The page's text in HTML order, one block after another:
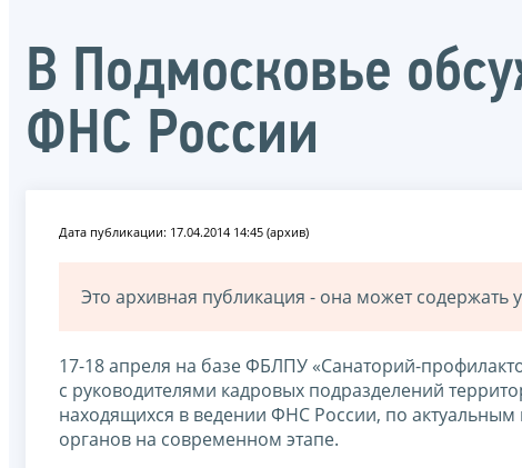
В Подмосковье
ФНС России
Дата публикации: 17.04.2014 14:45 (архив)
Это архивная публикация - она может
17-18 апреля на базе ФБЛПУ «Санаторий-
с руководителями кадровых подразделений
находящихся в ведении ФНС России, по
органов на современном этапе.